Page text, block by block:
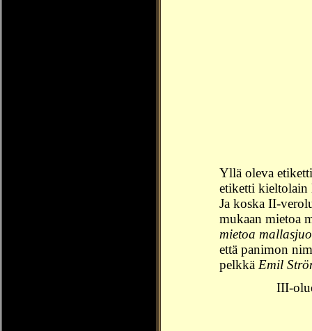
Yllä oleva
etiketti kieltolain
Ja koska II-
mukaan mietoa
mietoa
että panimon
pelkkä Emil
III-